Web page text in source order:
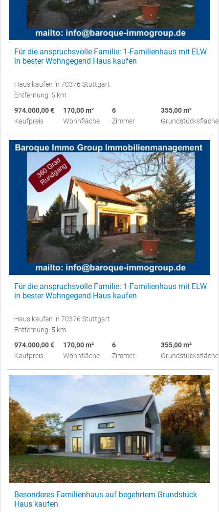
Für die anspruchsvolle Familie: 1-Familienhaus mit ELW
in bester Wohngegend Haus kaufen
Haus kaufen in 70376 Stuttgart
Entfernung: 5 km
974.000,00 €
Kaufpreis
170,00 m²
Wohnfläche
6
Zimmer
355,00 m²
Grundstücksfläche
Für die anspruchsvolle Familie: 1-Familienhaus mit ELW
in bester Wohngegend Haus kaufen
Haus kaufen in 70376 Stuttgart
Entfernung: 5 km
974.000,00 €
Kaufpreis
170,00 m²
Wohnfläche
6
Zimmer
355,00 m²
Grundstücksfläche
Besonderes Familienhaus auf begehrtem Grundstück
Haus kaufen